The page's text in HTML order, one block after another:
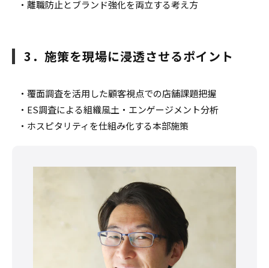
・離職防止とブランド強化を両立する考え方
3．施策を現場に浸透させるポイント
・覆面調査を活用した顧客視点での店舗課題把握
・ES調査による組織風土・エンゲージメント分析
・ホスピタリティを仕組み化する本部施策